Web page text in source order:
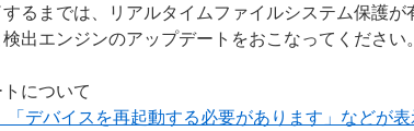
るまでは、リアルタイムファイルシステム保護が
出エンジンのアップデートをおこなってください。
について
デバイスを再起動する必要があります」などが表